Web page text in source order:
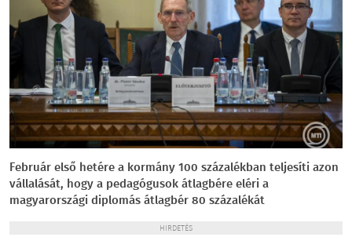
Február első hetére a kormány 100 százalékban teljesíti azon
vállalását, hogy a pedagógusok átlagbére eléri a
magyarországi diplomás átlagbér 80 százalékát
HIRDETÉS